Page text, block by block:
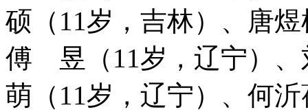
硕（11岁，吉林）、唐
傅 昱（11岁，辽宁）、
萌（11岁，辽宁）、何